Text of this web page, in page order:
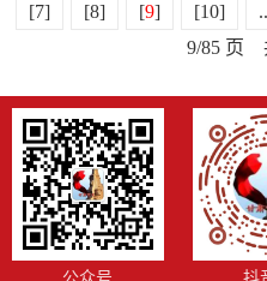
[7] [8] [9] [10]
9/85 页